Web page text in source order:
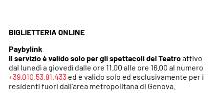
BIGLIETTERIA ONLINE
Paybylink
Il servizio è valido solo per gli spettacoli del Teatroattivo
dal lunedì a giovedì dalle ore 11.00 alle ore 16.00 al numero
+39.010.53.81.433 ed è valido solo ed esclusivamente per i
residenti fuori dall’area metropolitana di Genova.